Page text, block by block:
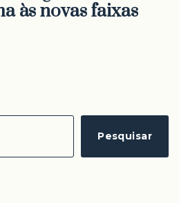
às novas faixas
Pesquisar